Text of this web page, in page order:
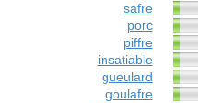
safre
porc
piffre
insatiable
gueulard
goulafre